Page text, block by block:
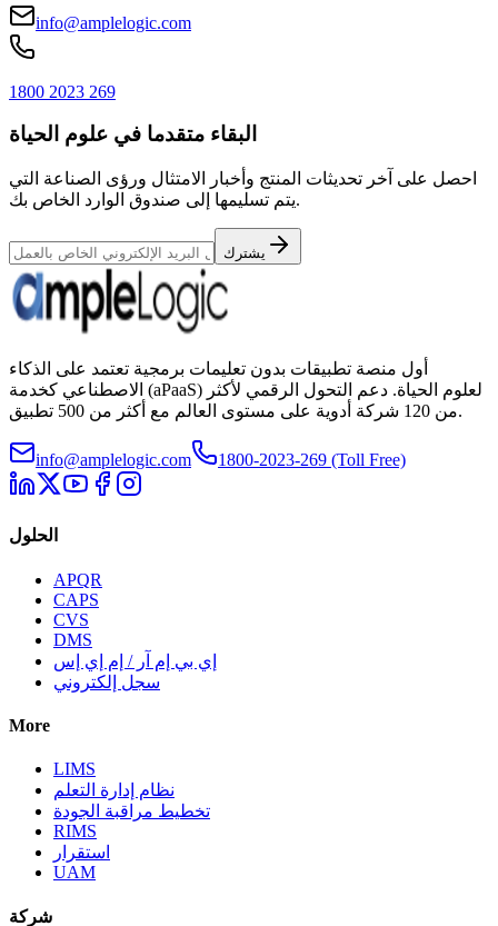
info@amplelogic.com
1800 2023 269
البقاء متقدما في علوم الحياة
احصل على آخر تحديثات المنتج وأخبار الامتثال ورؤى الصناعة التي
يتم تسليمها إلى صندوق الوارد الخاص بك.
يشترك
أول منصة تطبيقات بدون تعليمات برمجية تعتمد على الذكاء
الاصطناعي كخدمة (aPaaS) لعلوم الحياة. دعم التحول الرقمي لأكثر
من 120 شركة أدوية على مستوى العالم مع أكثر من 500 تطبيق.
info@amplelogic.com 1800-2023-269 (Toll Free)
الحلول
APQR
CAPS
CVS
DMS
إي بي إم آر / إم إي إس
سجل إلكتروني
More
LIMS
نظام إدارة التعلم
تخطيط مراقبة الجودة
RIMS
استقرار
UAM
شركة